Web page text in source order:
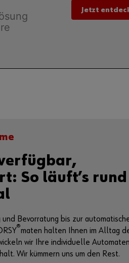
Jetzt
So läuft’s
und Bevorratung bis zur
®maten halten Ihnen im Alltag
wir Ihre individuelle
Wir kümmern uns um den Rest.